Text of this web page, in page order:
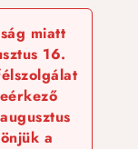
miatt
16.
a